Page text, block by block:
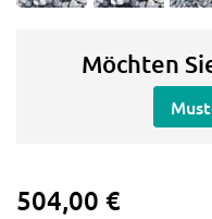
Möchten
504,00 €